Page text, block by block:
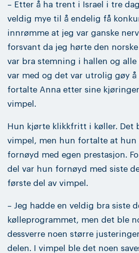
– Etter å ha trent i Israel i tre
veldig mye til å endelig få
innrømme at jeg var ganske
forsvant da jeg hørte den
var bra stemning i hallen og
var med og det var utrolig gøy å
fortalte Anna etter sine
vimpel.
Hun kjørte klikkfritt i køller. Det
vimpel, men hun fortalte at
fornøyd med egen prestasjon.
del var hun fornøyd med siste
første del av vimpel.
– Jeg hadde en veldig bra siste
kølleprogrammet, men det ble
dessverre noen større
delen. I vimpel ble det noen